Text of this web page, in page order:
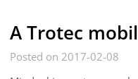
A Trotec
Posted on 2017-02-08